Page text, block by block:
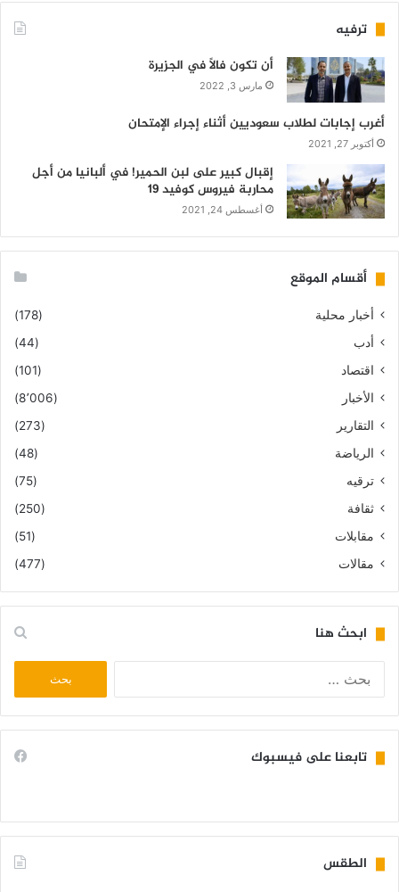
ترفيه
أن تكون فالاً في الجزيرة
مارس 3, 2022
أغرب إجابات لطلاب سعوديين أثناء إجراء الإمتحان
أكتوبر 27, 2021
إقبال كبير على لبن الحمير! في ألبانيا من أجل
محاربة فيروس كوفيد 19
أغسطس 24, 2021
أقسام الموقع
أخبار محلية
(178)
أدب
(44)
اقتصاد
(101)
الأخبار
(8٬006)
التقارير
(273)
الرياضة
(48)
ترقيه
(75)
ثقافة
(250)
مقابلات
(51)
مقالات
(477)
ابحث هنا
تابعنا على فيسبوك
الطقس